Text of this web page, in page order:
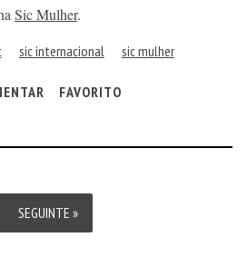
Sic Mulher.
sic internacional sic mulher
FAVORITO
SEGUINTE »